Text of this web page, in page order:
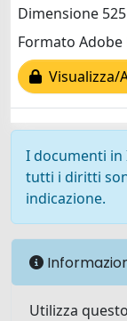
Dimensione
Formato Adobe
Visualizza/
I documenti in
tutti i diritti
indicazione.
Utilizza